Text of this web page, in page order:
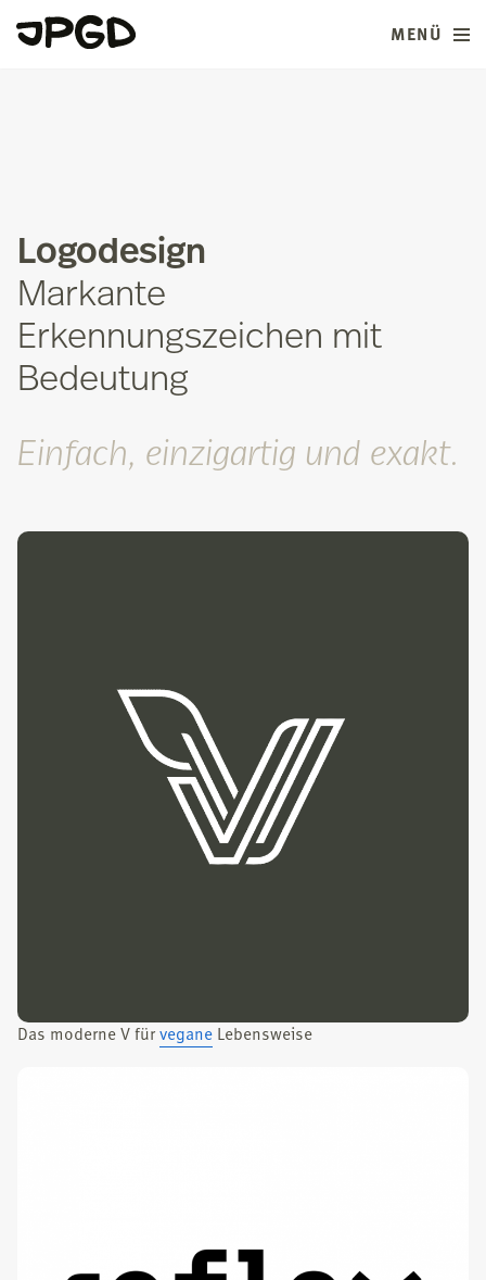
MENÜ
Logodesign
Markante
Erkennungszeichen mit
Bedeutung
Einfach, einzigartig und exakt.
Das moder­ne V für vega­ne Lebens­wei­se